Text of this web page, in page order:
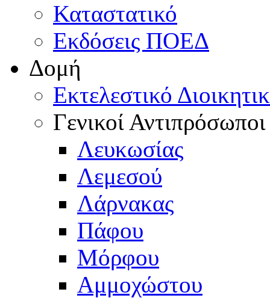
Καταστατικό
Εκδόσεις ΠΟΕΔ
Δομή
Εκτελεστικό
Γενικοί Αντιπρόσωποι
Λευκωσίας
Λεμεσού
Λάρνακας
Πάφου
Μόρφου
Αμμοχώστου